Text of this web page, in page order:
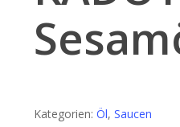
Kategorien: Öl, Saucen